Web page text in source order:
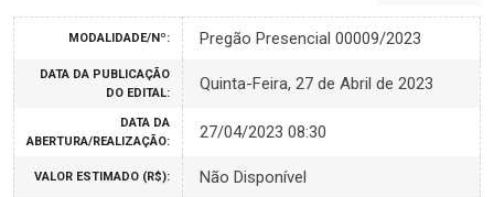
MODALIDADE/Nº: Pregão Presencial 00009/2023
DATA DA PUBLICAÇÃO
DO EDITAL:
Quinta-Feira, 27 de Abril de 2023
DATA DA
ABERTURA/REALIZAÇÃO:
27/04/2023 08:30
VALOR ESTIMADO (R$): Não Disponível